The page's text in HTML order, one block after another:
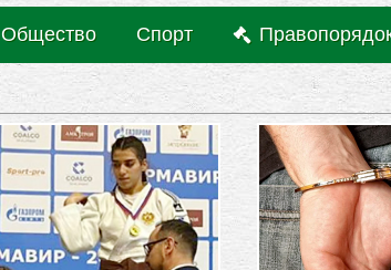
Общество Спорт